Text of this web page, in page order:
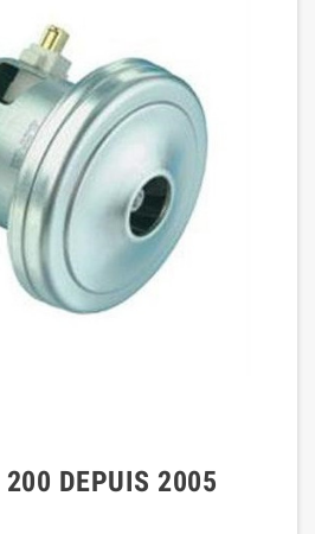
200 DEPUIS 2005